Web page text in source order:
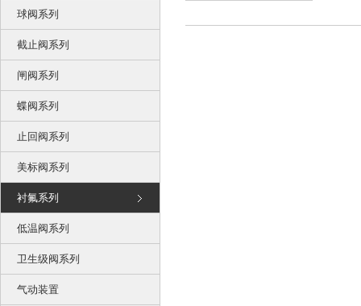
球阀系列
截止阀系列
闸阀系列
蝶阀系列
止回阀系列
美标阀系列
衬氟系列
低温阀系列
卫生级阀系列
气动装置